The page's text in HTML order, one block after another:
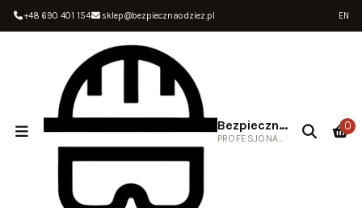
+48 690 401 154 sklep@bezpiecznaodziez.pl EN
Bezpieczna Odzież
PROFESJONALNA ODZIEŻ ROBOCZA
0